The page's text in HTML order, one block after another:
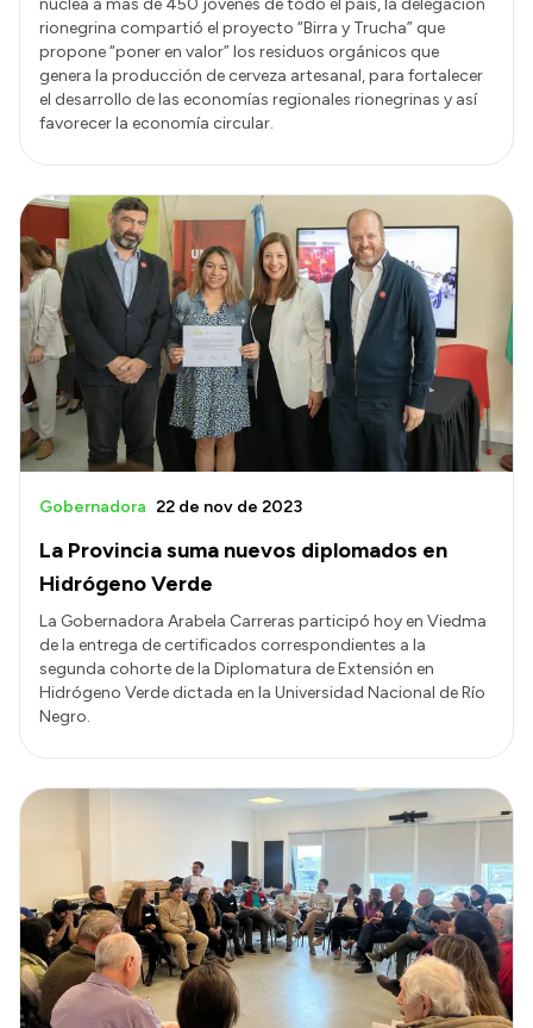
rionegrina compartió el proyecto “Birra y Trucha” que
propone “poner en valor” los residuos orgánicos que
genera la producción de cerveza artesanal, para fortalecer
el desarrollo de las economías regionales rionegrinas y así
favorecer la economía circular.
La Provincia suma nuevos diplomados en
Hidrógeno Verde
Gobernadora 22 de nov de 2023
La Gobernadora Arabela Carreras participó hoy en Viedma
de la entrega de certificados correspondientes a la
segunda cohorte de la Diplomatura de Extensión en
Hidrógeno Verde dictada en la Universidad Nacional de Río
Negro.